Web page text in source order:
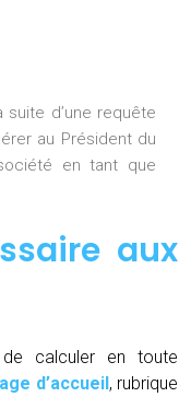
d’une requête
au Président du
en tant que
aux
calculer en toute
d’accueil, rubrique